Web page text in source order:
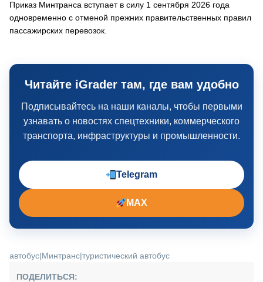
Приказ Минтранса вступает в силу 1 сентября 2026 года
одновременно с отменой прежних правительственных правил
пассажирских перевозок.
Читайте iGrader там, где вам удобно
Подписывайтесь на наши каналы, чтобы первыми
узнавать о новостях спецтехники, коммерческого
транспорта, инфраструктуры и промышленности.
Telegram
MAX
автобус|Минтранс|туристический автобус
ПОДЕЛИТЬСЯ: